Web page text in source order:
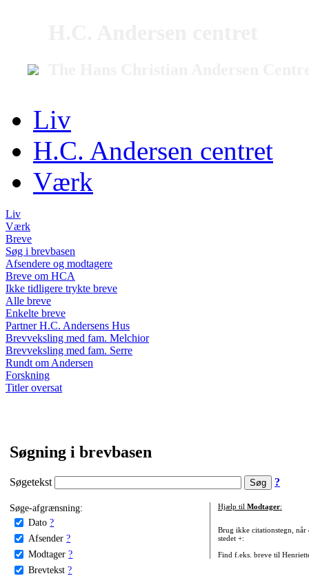
Liv
H.C. Andersen centret
Værk
Liv
Værk
Breve
Søg i brevbasen
Afsendere og modtagere
Breve om HCA
Ikke tidligere trykte breve
Alle breve
Enkelte breve
Partner H.C. Andersens Hus
Brevveksling med fam. Melchior
Brevveksling med fam. Serre
Rundt om Andersen
Forskning
Titler oversat
Søgning i brevbasen
Søgetekst ?
Søge-afgrænsning:
Dato ?
Afsender ?
Modtager ?
Brevtekst ?
Hjælp til Modtager:
Brug ikke citationstegn, når
stedet +:
Find f.eks. breve til